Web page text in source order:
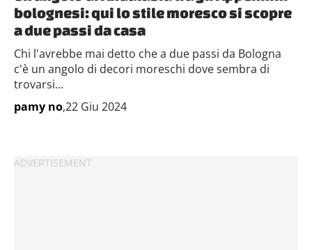
bolognesi: qui lo stile moresco si scopre
a due passi da casa
Chi l'avrebbe mai detto che a due passi da Bologna
c'è un angolo di decori moreschi dove sembra di
trovarsi...
pamy no,22 Giu 2024